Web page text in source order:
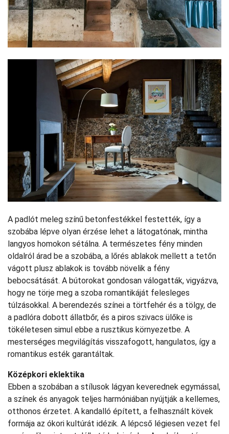
A padlót meleg színű betonfestékkel festették, így a
szobába lépve olyan érzése lehet a látogatónak, mintha
langyos homokon sétálna. A természetes fény minden
oldalról árad be a szobába, a lőrés ablakok mellett a tetőn
vágott plusz ablakok is tovább növelik a fény
bebocsátását. A bútorokat gondosan válogatták, vigyázva,
hogy ne törje meg a szoba romantikáját felesleges
túlzásokkal. A berendezés színei a törtfehér és a tölgy, de
a padlóra dobott állatbőr, és a piros szivacs ülőke is
tökéletesen simul ebbe a rusztikus környezetbe. A
mesterséges megvilágítás visszafogott, hangulatos, így a
romantikus esték garantáltak.
Középkori eklektika
Ebben a szobában a stílusok lágyan keverednek egymással,
a színek és anyagok teljes harmóniában nyújtják a kellemes,
otthonos érzetet. A kandalló épített, a felhasznált kövek
formája az ókori kultúrát idézik. A lépcső légiesen vezet fel